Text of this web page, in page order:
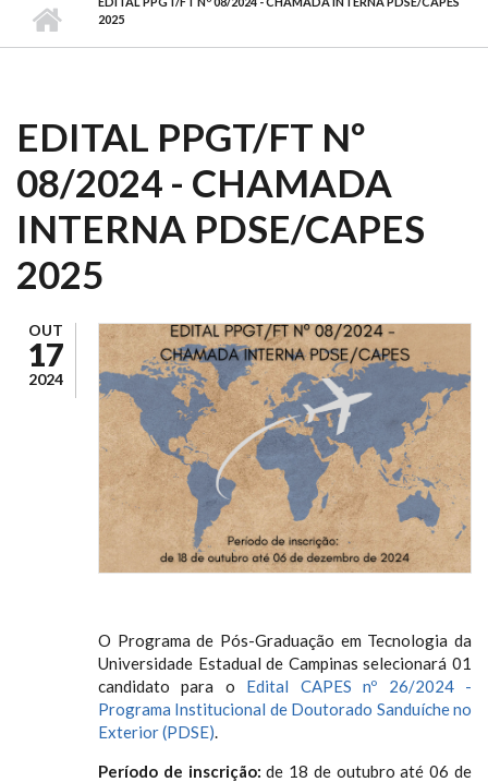
2025
EDITAL PPGT/FT Nº
08/2024 - CHAMADA
INTERNA PDSE/CAPES
2025
OUT
17
2024
O Programa de Pós-Graduação em Tecnologia da
Universidade Estadual de Campinas selecionará 01
candidato para o Edital CAPES nº 26/2024 -
Programa Institucional de Doutorado Sanduíche no
Exterior (PDSE).
Período de inscrição: de 18 de outubro até 06 de